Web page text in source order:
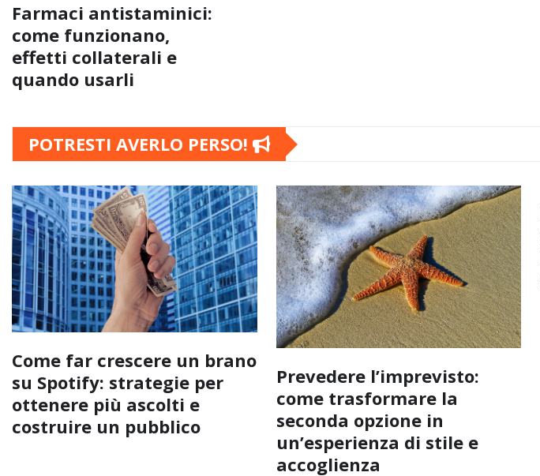
Farmaci antistaminici:
come funzionano,
effetti collaterali e
quando usarli
POTRESTI AVERLO PERSO!
Come far crescere un brano
su Spotify: strategie per
ottenere più ascolti e
costruire un pubblico
Prevedere l’imprevisto:
come trasformare la
seconda opzione in
un’esperienza di stile e
accoglienza